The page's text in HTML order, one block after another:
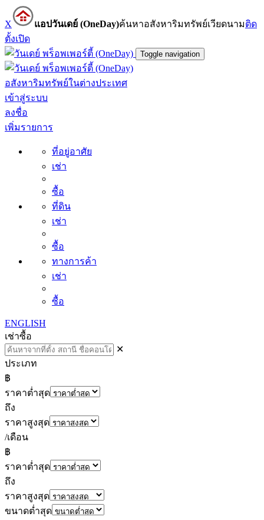
X แอปวันเดย์ (OneDay)ค้นหาอสังหาริมทรัพย์เวียดนามติด
ตั้งเปิด
Toggle navigation
อสังหาริมทรัพย์ในต่างประเทศ
เข้าสู่ระบบ
ลงชื่อ
เพิ่มรายการ
ที่อยู่อาศัย
เช่า
ซื้อ
ที่ดิน
เช่า
ซื้อ
ทางการค้า
เช่า
ซื้อ
ENGLISH
เช่าซื้อ
✕
ประเภท
฿
ราคาต่ำสุด
ถึง
ราคาสูงสุด
/เดือน
฿
ราคาต่ำสุด
ถึง
ราคาสูงสุด
ขนาดต่ำสุด